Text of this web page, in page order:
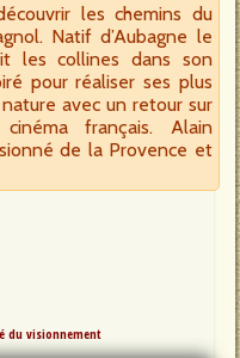
les chemins du
Natif d’Aubagne le
les collines dans son
pour réaliser ses plus
avec un retour sur
français. Alain
de la Provence et
du visionnement